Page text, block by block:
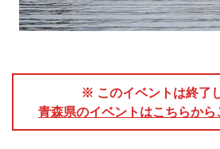
※ このイベントは終了
青森県のイベントはこちらから